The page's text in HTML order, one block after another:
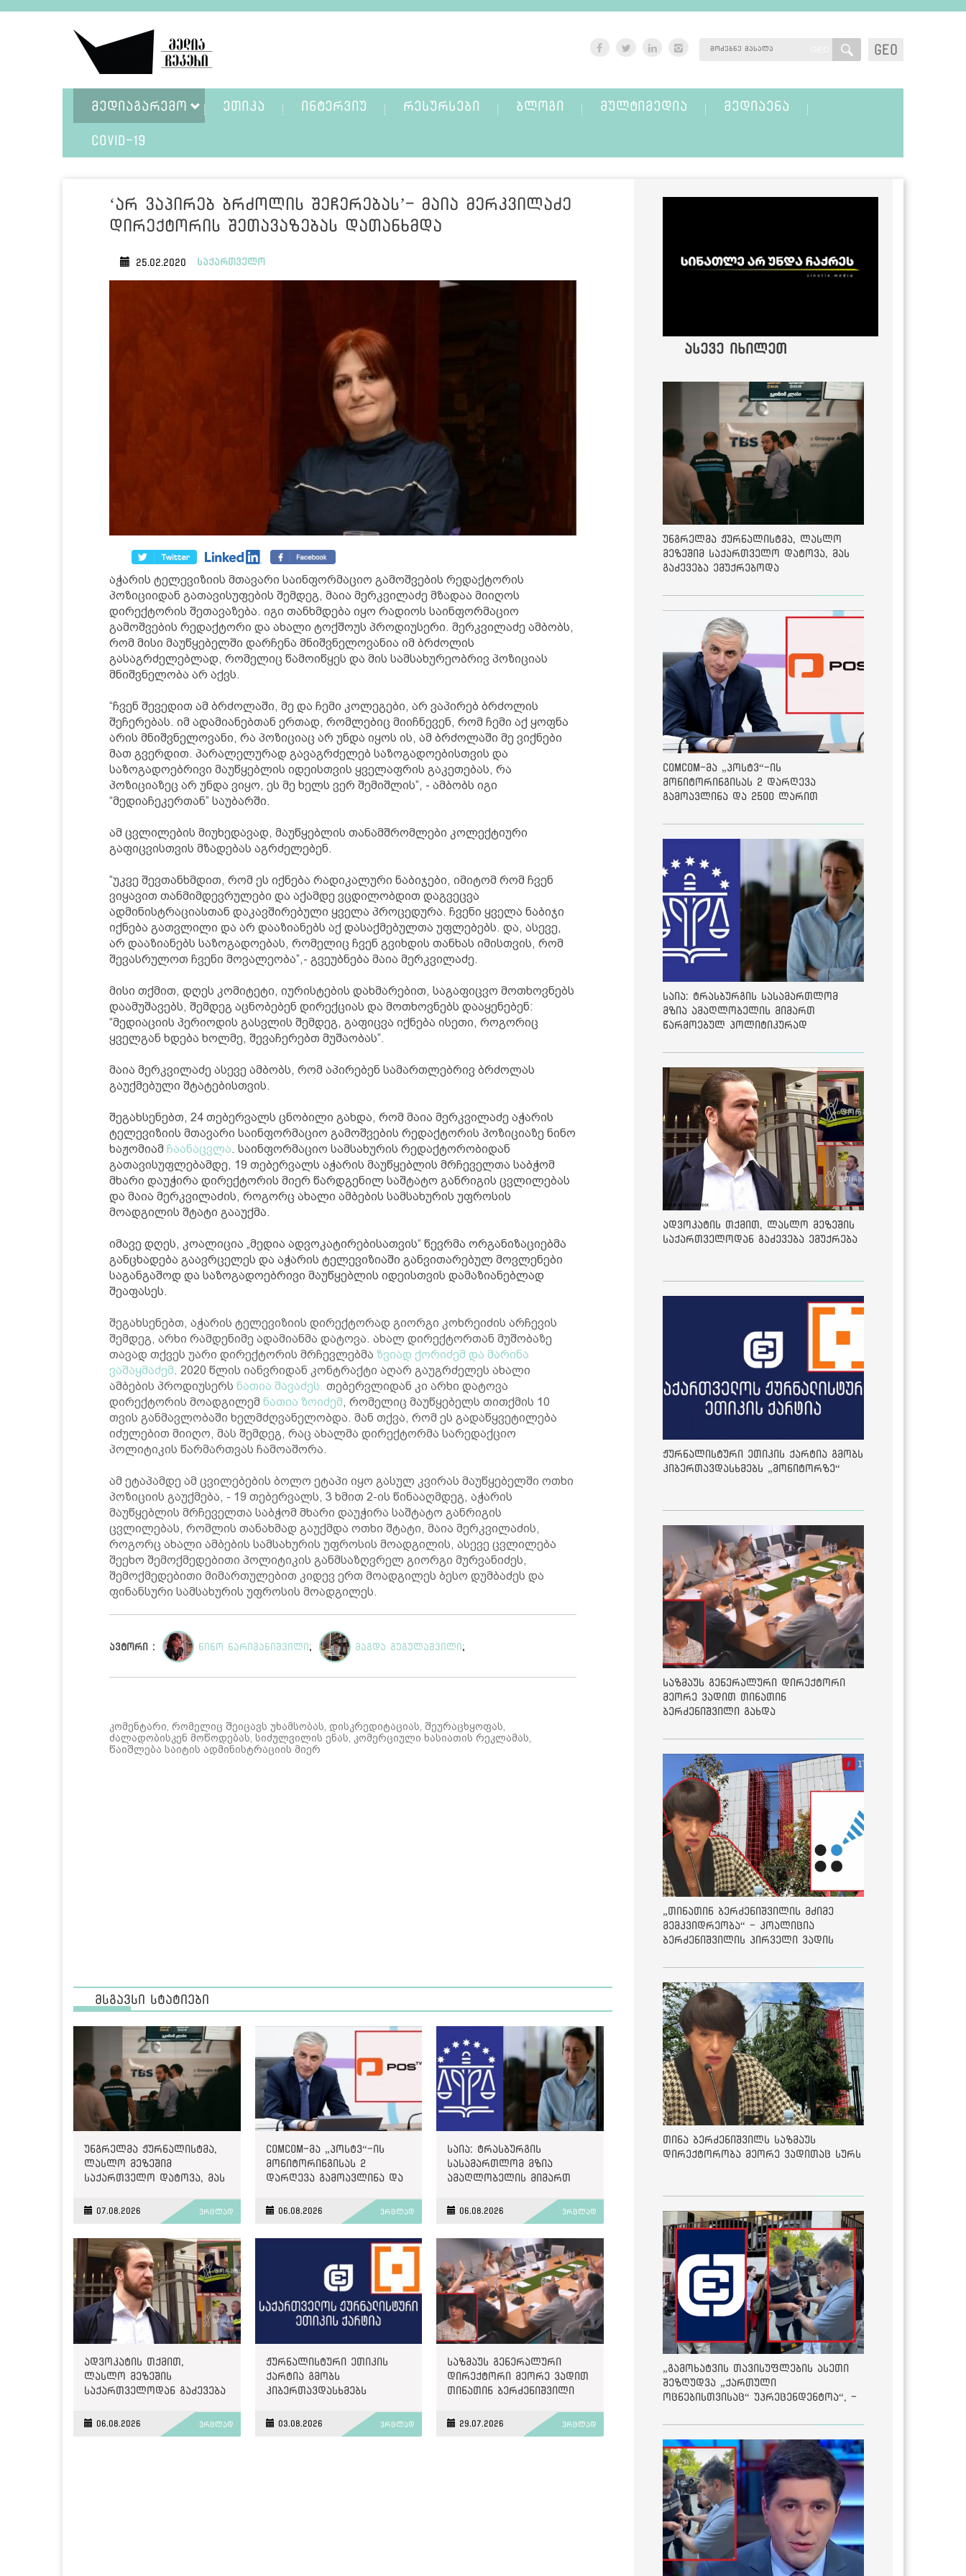
GEO
ᲛᲔᲓᲘᲐᲒᲐᲠᲔᲛᲝ ᲔᲗᲘᲙᲐ ᲘᲜᲢᲔᲠᲕᲘᲣ ᲠᲔᲡᲣᲠᲡᲔᲑᲘ ᲑᲚᲝᲒᲘ ᲛᲣᲚᲢᲘᲛᲔᲓᲘᲐ ᲛᲔᲓᲘᲐᲔᲜᲐ
COVID-19
‘არ ვაპირებ ბრძოლის შეჩერებას’- მაია მერკვილაძე
დირექტორის შეთავაზებას დათანხმდა
25.02.2020 საქართველო
აჭარის ტელევიზიის მთავარი საინფორმაციო გამოშვების რედაქტორის
პოზიციიდან გათავისუფების შემდეგ, მაია მერკვილაძე მზადაა მიიღოს
დირექტორის შეთავაზება. იგი თანხმდება იყო რადიოს საინფორმაციო
გამოშვების რედაქტორი და ახალი ტოქშოუს პროდიუსერი. მერკვილაძე ამბობს,
რომ მისი მაუწყებელში დარჩენა მნიშვნელოვანია იმ ბრძოლის
გასაგრძელებლად, რომელიც წამოიწყეს და მის სამსახურეობრივ პოზიციას
მნიშვნელობა არ აქვს.
“ჩვენ შევედით ამ ბრძოლაში, მე და ჩემი კოლეგები, არ ვაპირებ ბრძოლის
შეჩერებას. იმ ადამიანებთან ერთად, რომლებიც მიიჩნევენ, რომ ჩემი აქ ყოფნა
არის მნიშვნელოვანი, რა პოზიციაც არ უნდა იყოს ის, ამ ბრძოლაში მე ვიქნები
მათ გვერდით. პარალელურად გავაგრძელებ საზოგადოებისთვის და
საზოგადოებრივი მაუწყებლის იდეისთვის ყველაფრის გაკეთებას, რა
პოზიციაზეც არ უნდა ვიყო, ეს მე ხელს ვერ შემიშლის”, - ამბობს იგი
“მედიაჩეკერთან” საუბარში.
ამ ცვლილების მიუხედავად, მაუწყებლის თანამშრომლები კოლექტიური
გაფიცვისთვის მზადებას აგრძელებენ.
“უკვე შევთანხმდით, რომ ეს იქნება რადიკალური ნაბიჯები, იმიტომ რომ ჩვენ
ვიყავით თანმიმდევრულები და აქამდე ვცდილობდით დაგვეცვა
ადმინისტრაციასთან დაკავშირებული ყველა პროცედურა. ჩვენი ყველა ნაბიჯი
იქნება გათვლილი და არ დააზიანებს აქ დასაქმებულთა უფლებებს. და, ასევე,
არ დააზიანებს საზოგადოებას, რომელიც ჩვენ გვიხდის თანხას იმისთვის, რომ
შევასრულოთ ჩვენი მოვალეობა”,- გვეუბნება მაია მერკვილაძე.
მისი თქმით, დღეს კომიტეტი, იურისტების დახმარებით, საგაფიცვო მოთხოვნებს
დაამუშავებს, შემდეგ აცნობებენ დირექციას და მოთხოვნებს დააყენებენ:
“მედიაციის პერიოდის გასვლის შემდეგ, გაფიცვა იქნება ისეთი, როგორიც
ყველგან ხდება ხოლმე, შევაჩერებთ მუშაობას”.
მაია მერკვილაძე ასევე ამბობს, რომ აპირებენ სამართლებრივ ბრძოლას
გაუქმებული შტატებისთვის.
შეგახსენებთ, 24 თებერვალს ცნობილი გახდა, რომ მაია მერკვილაძე აჭარის
ტელევიზიის მთავარი საინფორმაციო გამოშვების რედაქტორის პოზიციაზე ნინო
ხაჟომიამ ჩაანაცვლა. საინფორმაციო სამსახურის რედაქტორობიდან
გათავისუფლებამდე, 19 თებერვალს აჭარის მაუწყებლის მრჩეველთა საბჭომ
მხარი დაუჭირა დირექტორის მიერ წარდგენილ საშტატო განრიგის ცვლილებას
და მაია მერკვილაძის, როგორც ახალი ამბების სამსახურის უფროსის
მოადგილის შტატი გააუქმა.
იმავე დღეს, კოალიცია „მედია ადვოკატირებისათვის“ წევრმა ორგანიზაციებმა
განცხადება გაავრცელეს და აჭარის ტელევიზიაში განვითარებულ მოვლენები
საგანგაშოდ და საზოგადოებრივი მაუწყებლის იდეისთვის დამაზიანებლად
შეაფასეს.
შეგახსენებთ, აჭარის ტელევიზიის დირექტორად გიორგი კოხრეიძის არჩევის
შემდეგ, არხი რამდენიმე ადამიანმა დატოვა. ახალ დირექტორთან მუშობაზე
თავად თქვეს უარი დირექტორის მრჩევლებმა ზვიად ქორიძემ და მარინა
ვაშაყმაძემ. 2020 წლის იანვრიდან კონტრაქტი აღარ გაუგრძელეს ახალი
ამბების პროდიუსერს ნათია შავაძეს. თებერვლიდან კი არხი დატოვა
დირექტორის მოადგილემ ნათია ზოიძემ, რომელიც მაუწყებელს თითქმის 10
თვის განმავლობაში ხელმძღვანელობდა. მან თქვა, რომ ეს გადაწყვეტილება
იძულებით მიიღო, მას შემდეგ, რაც ახალმა დირექტორმა სარედაქციო
პოლიტიკის წარმართვას ჩამოაშორა.
ამ ეტაპამდე ამ ცვილებების ბოლო ეტაპი იყო გასულ კვირას მაუწყებელში ოთხი
პოზიციის გაუქმება, - 19 თებერვალს, 3 ხმით 2-ის წინააღმდეგ, აჭარის
მაუწყებლის მრჩეველთა საბჭომ მხარი დაუჭირა საშტატო განრიგის
ცვლილებას, რომლის თანახმად გაუქმდა ოთხი შტატი, მაია მერკვილაძის,
როგორც ახალი ამბების სამსახურის უფროსის მოადგილის, ასევე ცვლილება
შეეხო შემოქმედებითი პოლიტიკის განმსაზღვრელ გიორგი მურვანიძეს,
შემოქმედებითი მიმართულებით კიდევ ერთ მოადგილეს ბესო დუმბაძეს და
ფინანსური სამსახურის უფროსის მოადგილეს.
ავტორი : ნინო ნარიმანიშვილი ; მაგდა გუგულაშვილი ;
კომენტარი, რომელიც შეიცავს უხამსობას, დისკრედიტაციას, შეურაცხყოფას,
ძალადობისკენ მოწოდებას, სიძულვილის ენას, კომერციული ხასიათის რეკლამას,
წაიშლება საიტის ადმინისტრაციის მიერ
მსგავსი სტატიები
უნგრელმა ჟურნალისტმა,
ლასლო მეზეშიმ
საქართველო დატოვა, მას
07.08.2026 ვრცლად
ComCom-მა „პოსტვ“-ის
მონიტორინგისას 2
დარღევა გამოავლინა და
06.08.2026 ვრცლად
საია: ტრასბურგის
სასამართლომ მზია
ამაღლობელის მიმართ
მოტივირებულ ბრალდების
საქმეზე მეოთხე საჩივარი
06.08.2026 ვრცლად
ადვოკატის თქმით,
ლასლო მეზეშის
საქართველოდან გაძევება
06.08.2026 ვრცლად
ჟურნალისტური ეთიკის
ქარტია გმობს
კიბერთავდასხმებს
03.08.2026 ვრცლად
საზმაუს გენერალური
დირექტორი მეორე ვადით
თინათინ ბერძენიშვილი
29.07.2026 ვრცლად
ასევე იხილეთ
უნგრელმა ჟურნალისტმა, ლასლო
მეზეშიმ საქართველო დატოვა, მას
გაძევება ემუქრებოდა
ComCom-მა „პოსტვ“-ის
მონიტორინგისას 2 დარღევა
გამოავლინა და 2500 ლარით
საია: ტრასბურგის სასამართლომ
მზია ამაღლობელის მიმართ
წარმოებულ პოლიტიკურად
მეოთხე საჩივარი დაარეგისტრირა
ადვოკატის თქმით, ლასლო მეზეშის
საქართველოდან გაძევება ემუქრება
ჟურნალისტური ეთიკის ქარტია გმობს
კიბერთავდასხმებს „მონიტორზე“
საზმაუს გენერალური დირექტორი
მეორე ვადით თინათინ
ბერძენიშვილი გახდა
„თინათინ ბერძენიშვილის მძიმე
მემკვიდრეობა“ - კოალიცია
ბერძენიშვილის პირველი ვადის
თინა ბერძენიშვილს საზმაუს
დირექტორობა მეორე ვადითაც სურს
„გამოხატვის თავისუფლების ასეთი
შეზღუდვა „ქართული
ოცნებისთვისაც“ უპრეცენდენტოა“, -